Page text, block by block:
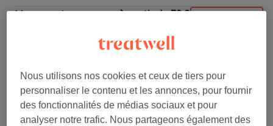
Massage du
à partir de 72 €
Kobido face
massage
1 h
à partir de 90 €
Économisez jusqu'à 10%
Sélectionner
Nous utilisons nos cookies et ceux de tiers pour
personnaliser le contenu et les annonces, pour fournir
des fonctionnalités de médias sociaux et pour
analyser notre trafic. Nous partageons également des